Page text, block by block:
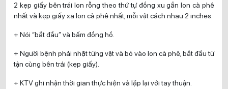
2 kẹp giấy bên trái lon rỗng theo thứ tự đồng xu gần lon cà phê
nhất và kẹp giấy xa lon cà phê nhất, mỗi vật cách nhau 2 inches.
+ Nói “bắt đầu” và bấm đồng hồ.
+ Người bệnh phải nhặt từng vật và bỏ vào lon cà phê, bắt đầu từ
tận cùng bên trái (kẹp giấy).
+ KTV ghi nhận thời gian thực hiện và lặp lại với tay thuận.